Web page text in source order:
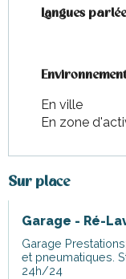
Langues
Langues
Environnement
Environnement
En ville
En zone
Sur place
Garage - Ré-
Garage
et pneumatiques.
24h/24